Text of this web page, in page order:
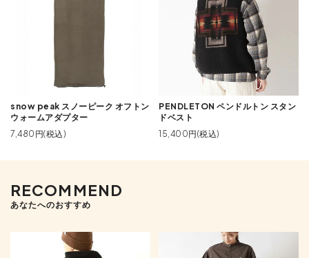
snow peak スノーピーク オフトン
ウォームアダプター
7,480円(税込)
PENDLETON ペンドルトン スタン
ドベスト
15,400円(税込)
RECOMMEND
あなたへのおすすめ